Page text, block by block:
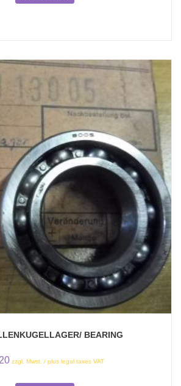
BEARING
zzgl. Mwst. / plus legal taxes VAT